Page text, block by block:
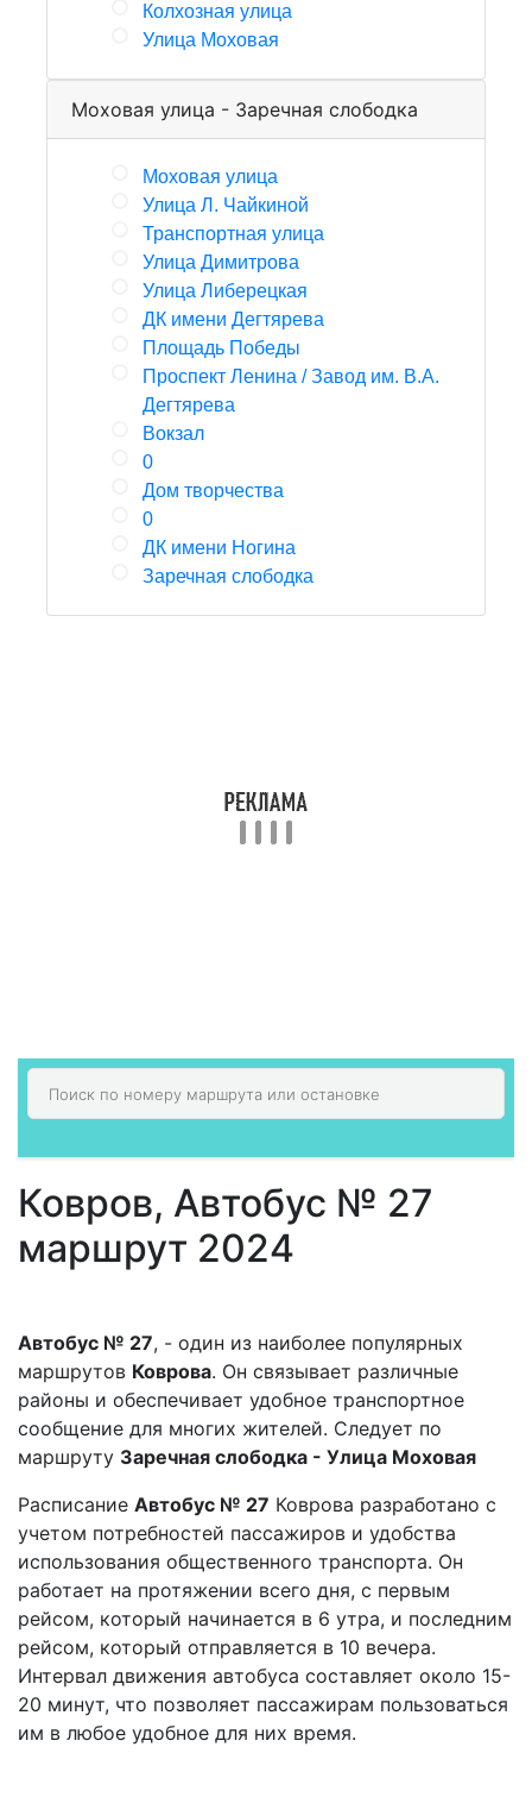
Колхозная улица
Улица Моховая
Моховая улица - Заречная слободка
Моховая улица
Улица Л. Чайкиной
Транспортная улица
Улица Димитрова
Улица Либерецкая
ДК имени Дегтярева
Площадь Победы
Проспект Ленина / Завод им. В.А.
Дегтярева
Вокзал
0
Дом творчества
0
ДК имени Ногина
Заречная слободка
Ковров, Автобус № 27
маршрут 2024
Автобус № 27, - один из наиболее популярных
маршрутов Коврова. Он связывает различные
районы и обеспечивает удобное транспортное
сообщение для многих жителей. Следует по
маршруту Заречная слободка - Улица Моховая
Расписание Автобус № 27 Коврова разработано с
учетом потребностей пассажиров и удобства
использования общественного транспорта. Он
работает на протяжении всего дня, с первым
рейсом, который начинается в 6 утра, и последним
рейсом, который отправляется в 10 вечера.
Интервал движения автобуса составляет около 15-
20 минут, что позволяет пассажирам пользоваться
им в любое удобное для них время.